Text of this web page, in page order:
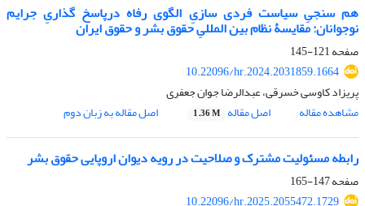
هم سنجیِ سیاست فردی سازیِ الگوی رفاه درپاسخ گذاریِ جرایم
نوجوانان: مقایسۀ نظام بین المللیِ حقوق بشر و حقوق ایران
صفحه121-145
10.22096/hr.2024.2031859.1664
پریزاد کاوسی خسرقی، عبدالرضا جوان جعفری
مشاهده مقاله
اصل مقاله 1.36 M اصل مقاله به زبان دوم
رابطه مسئولیت مشترک و صلاحیت در رویه دیوان اروپایی حقوق بشر
صفحه147-165